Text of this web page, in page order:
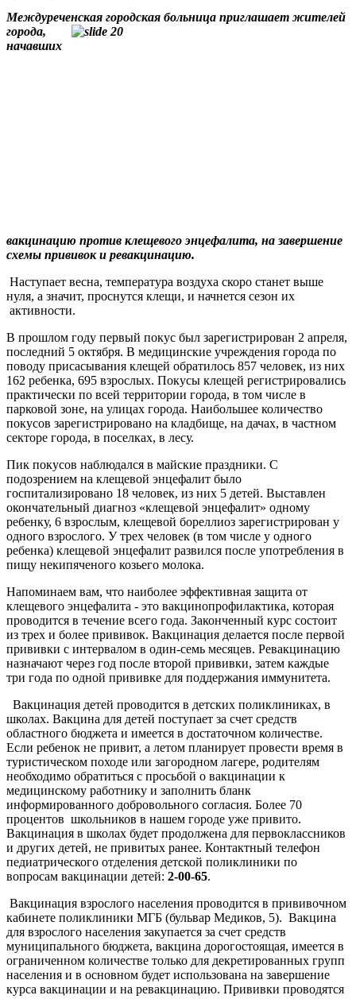
Междуреченская городская больница приглашает жителей
города,
начавших
вакцинацию против клещевого энцефалита, на завершение
схемы прививок и ревакцинацию.
Наступает весна, температура воздуха скоро станет выше
нуля, а значит, проснутся клещи, и начнется сезон их
активности.
В прошлом году первый покус был зарегистрирован 2 апреля,
последний 5 октября. В медицинские учреждения города по
по­воду присасывания клещей обратилось 857 человек, из них
162 ребенка, 695 взрослых. Покусы клещей регистрировались
практически по всей территории города, в том числе в
парковой зоне, на улицах города. Наибольшее количество
покусов зарегистрировано на кладбище, на дачах, в частном
секторе города, в поселках, в лесу.
Пик покусов наблюдался в майские праздники. С
подозрением на клещевой энцефалит было
госпитализировано 18 человек, из них 5 детей. Выставлен
окончательный диагноз «клещевой энцефалит» одному
ребенку, 6 взрослым, клещевой бореллиоз зарегистрирован у
одного взрослого. У трех человек (в том числе у одного
ребенка) клещевой энцефалит развился после употребления в
пищу некипяченого козьего молока.
Напоминаем вам, что наиболее эффективная за­щита от
клещевого энцефалита - это вакцинопрофилактика, которая
проводится в течение всего года. Законченный курс состоит
из трех и более прививок. Вак­цинация делается после первой
прививки с интервалом в один-семь месяцев. Ревакцина­цию
назначают через год после второй прививки, затем каждые
три года по одной прививке для поддержания иммунитета.
Вакцинация детей проводится в детских поликлиниках, в
школах. Вакцина для детей поступает за счет средств
областного бюджета и имеется в достаточном количестве.
Если ребенок не привит, а летом планирует провести время в
туристическом походе или загородном лагере, родителям
необходимо обратиться с просьбой о вакцинации к
медицинскому работнику и заполнить бланк
информированного добровольного согласия. Более 70
процентов школьников в нашем городе уже привито.
Вакцинация в школах будет продолжена для первоклассников
и других детей, не привитых ранее. Контактный телефон
педиатрического отделения детской поликлиники по
вопросам вакцинации детей: 2-00-65.
Вакцинация взрослого населения проводится в прививочном
кабинете поликли­ники МГБ (бульвар Медиков, 5). Вакцина
для взрослого населения закупается за счет средств
муниципального бюджета, вакцина дорогостоящая, имеется в
ограниченном количестве только для декретированных групп
населения и в основном будет использована на завершение
курса вакцинации и на ревакцинацию. Прививки проводятся